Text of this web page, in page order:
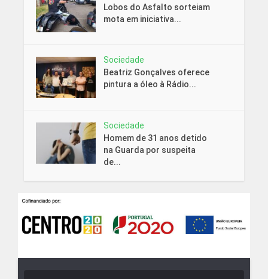
Lobos do Asfalto sorteiam
mota em iniciativa...
Sociedade
Beatriz Gonçalves oferece
pintura a óleo à Rádio...
Sociedade
Homem de 31 anos detido
na Guarda por suspeita
de...